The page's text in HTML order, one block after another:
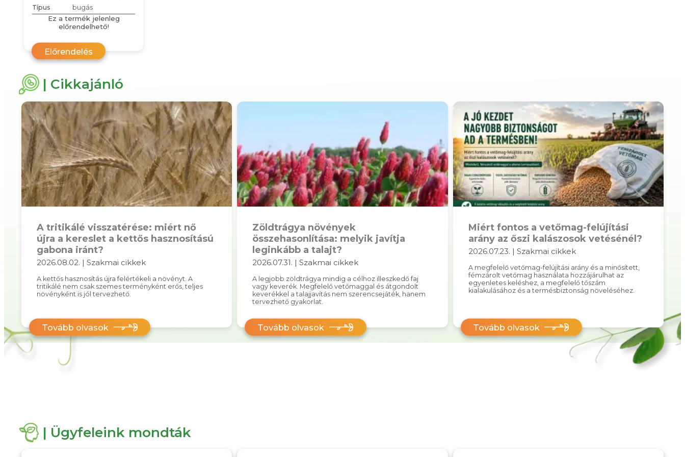
Típus
bugás
Ez a termék jelenleg
előrendelhető!
Előrendelés
| Cikkajánló
A tritikálé visszatérése: miért nő
újra a kereslet a kettős hasznosítású
gabona iránt?
2026.08.02. | Szakmai cikkek
A kettős hasznosítás újra felértékeli a növényt. A
tritikálé nem csak szemes terményként erős, teljes
növényként is jól tervezhető.
Tovább olvasok
Zöldtrágya növények
összehasonlítása: melyik javítja
leginkább a talajt?
2026.07.31. | Szakmai cikkek
A legjobb zöldtrágya mindig a célhoz illeszkedő faj
vagy keverék. Megfelelő vetőmaggal és átgondolt
keverékkel a talajjavítás nem szerencsejáték, hanem
tervezhető gyakorlat.
Tovább olvasok
Miért fontos a vetőmag-felújítási
arány az őszi kalászosok vetésénél?
2026.07.23. | Szakmai cikkek
A megfelelő vetőmag-felújítási arány és a minősített,
fémzárolt vetőmag használata hozzájárulhat az
egyenletes keléshez, a megfelelő tőszám
kialakulásához és a termésbiztonság növeléséhez.
Tovább olvasok
| Ügyfeleink mondták